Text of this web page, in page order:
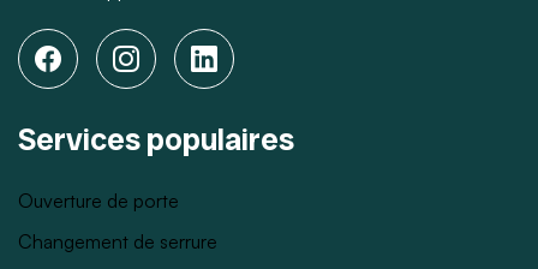
Services populaires
Ouverture de porte
Changement de serrure